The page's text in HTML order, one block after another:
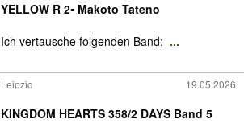
YELLOW R 2▪️ Makoto Tateno
Ich vertausche folgenden Band: ...
Leipzig 19.05.2026
KINGDOM HEARTS 358/2 DAYS Band 5